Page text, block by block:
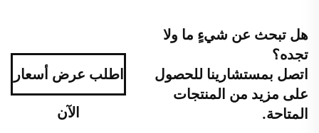
هل تبحث عن شيءٍ ما ولا
تجده؟
اتصل بمستشارينا للحصول
على مزيد من المنتجات
المتاحة.
اطلب عرض أسعار
الآن